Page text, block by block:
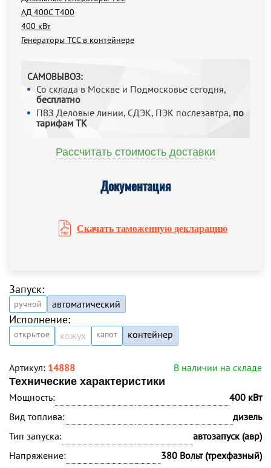
АД 400С Т400
400 кВт
Генераторы ТСС в контейнере
САМОВЫВОЗ:
Со склада в Москве и Подмосковье сегодня,
бесплатно
ПВЗ Деловые линии, СДЭК, ПЭК послезавтра, по
тарифам ТК
Рассчитать стоимость доставки
Документация
Скачать таможенную декларацию
Запуск:
ручной автоматический
Исполнение:
открытое кожух капот контейнер
Артикул: 14888
В наличии на складе
Технические характеристики
Мощность:
400 кВт
Вид топлива:
дизель
Тип запуска:
автозапуск (авр)
Напряжение:
380 Вольт (трехфазный)